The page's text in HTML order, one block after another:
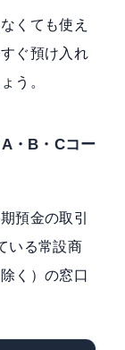
くても使え
ぐ預け入れ
う。
・B・Cコー
預金の取引
いる常設商
く）の窓口